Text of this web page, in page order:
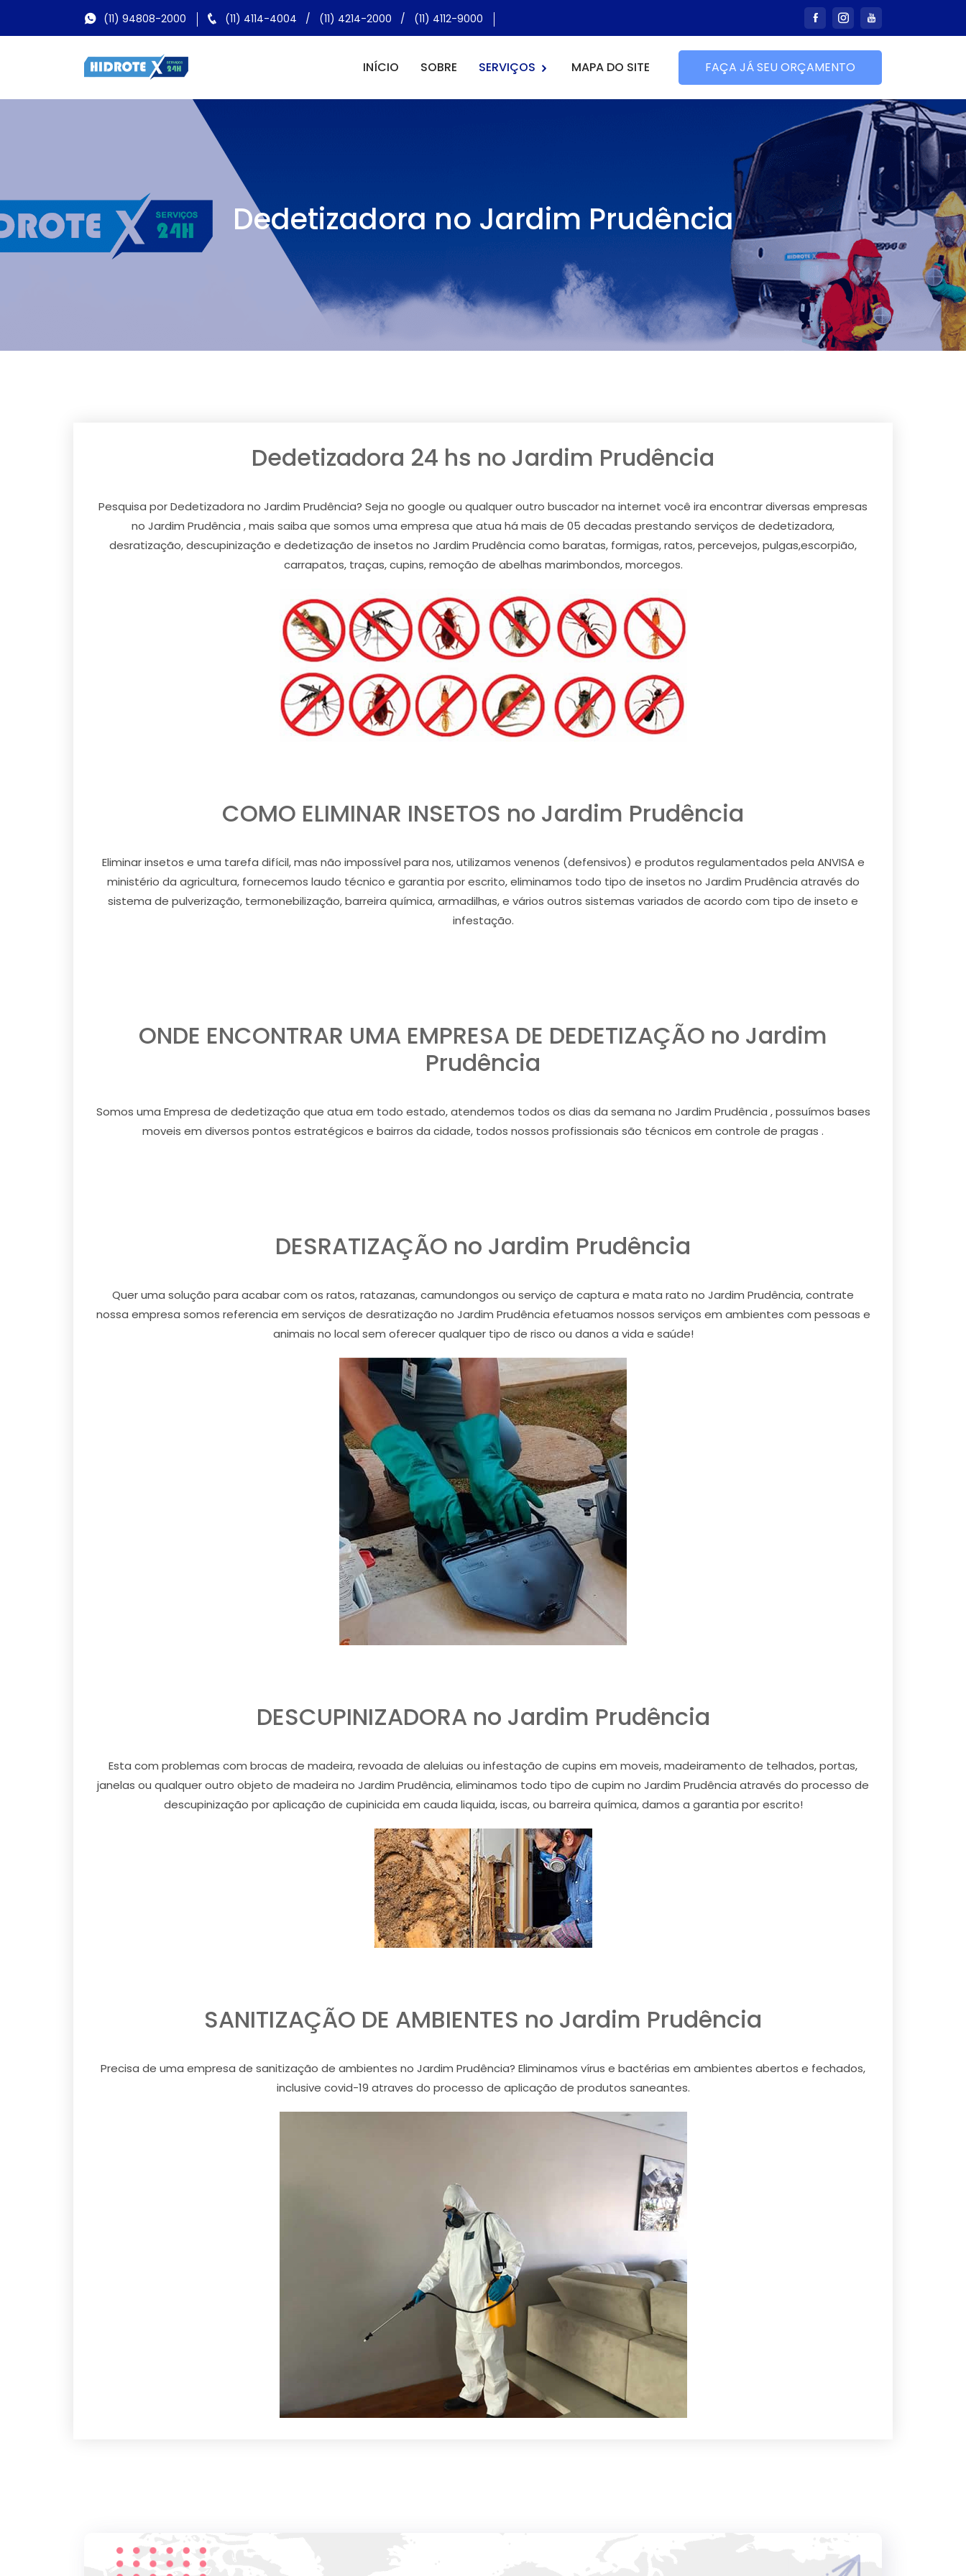
(11) 94808-2000 (11) 4114-4004 / (11) 4214-2000 / (11) 4112-9000
INÍCIO SOBRE SERVIÇOS MAPA DO SITE FAÇA JÁ SEU ORÇAMENTO
Dedetizadora no Jardim Prudência
Dedetizadora 24 hs no Jardim Prudência
Pesquisa por Dedetizadora no Jardim Prudência? Seja no google ou qualquer outro buscador na internet você ira encontrar diversas empresas
no Jardim Prudência , mais saiba que somos uma empresa que atua há mais de 05 decadas prestando serviços de dedetizadora,
desratização, descupinização e dedetização de insetos no Jardim Prudência como baratas, formigas, ratos, percevejos, pulgas,escorpião,
carrapatos, traças, cupins, remoção de abelhas marimbondos, morcegos.
COMO ELIMINAR INSETOS no Jardim Prudência
Eliminar insetos e uma tarefa difícil, mas não impossível para nos, utilizamos venenos (defensivos) e produtos regulamentados pela ANVISA e
ministério da agricultura, fornecemos laudo técnico e garantia por escrito, eliminamos todo tipo de insetos no Jardim Prudência através do
sistema de pulverização, termonebilização, barreira química, armadilhas, e vários outros sistemas variados de acordo com tipo de inseto e
infestação.
ONDE ENCONTRAR UMA EMPRESA DE DEDETIZAÇÃO no Jardim
Prudência
Somos uma Empresa de dedetização que atua em todo estado, atendemos todos os dias da semana no Jardim Prudência , possuímos bases
moveis em diversos pontos estratégicos e bairros da cidade, todos nossos profissionais são técnicos em controle de pragas .
DESRATIZAÇÃO no Jardim Prudência
Quer uma solução para acabar com os ratos, ratazanas, camundongos ou serviço de captura e mata rato no Jardim Prudência, contrate
nossa empresa somos referencia em serviços de desratização no Jardim Prudência efetuamos nossos serviços em ambientes com pessoas e
animais no local sem oferecer qualquer tipo de risco ou danos a vida e saúde!
DESCUPINIZADORA no Jardim Prudência
Esta com problemas com brocas de madeira, revoada de aleluias ou infestação de cupins em moveis, madeiramento de telhados, portas,
janelas ou qualquer outro objeto de madeira no Jardim Prudência, eliminamos todo tipo de cupim no Jardim Prudência através do processo de
descupinização por aplicação de cupinicida em cauda liquida, iscas, ou barreira química, damos a garantia por escrito!
SANITIZAÇÃO DE AMBIENTES no Jardim Prudência
Precisa de uma empresa de sanitização de ambientes no Jardim Prudência? Eliminamos vírus e bactérias em ambientes abertos e fechados,
inclusive covid-19 atraves do processo de aplicação de produtos saneantes.